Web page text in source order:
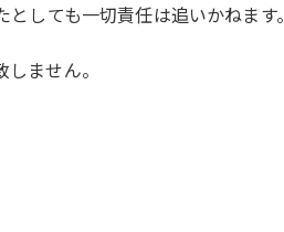
しても一切責任は追いかねます。
ません。